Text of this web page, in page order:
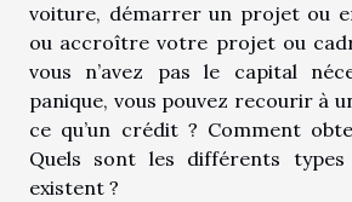
voiture, démarrer un projet ou
ou accroître votre projet ou
vous n’avez pas le capital
panique, vous pouvez recourir à
ce qu’un crédit ? Comment
Quels sont les différents
existent ?